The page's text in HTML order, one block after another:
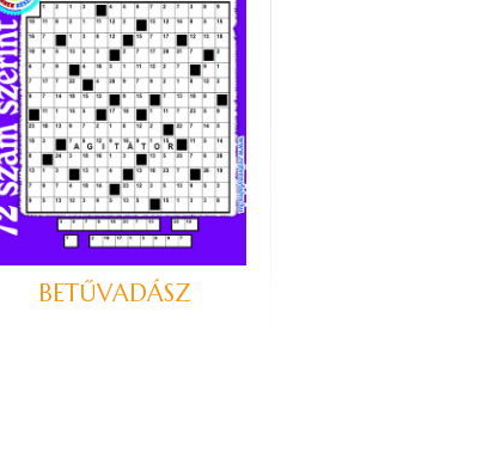
BETŰVADÁSZ